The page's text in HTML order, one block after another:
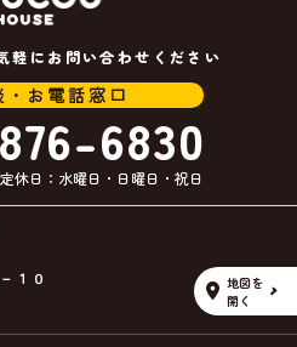
軽にお問い合わせください
お電話窓口
6830
定休日：水曜日・日曜日・祝日
１０
地図を
開く